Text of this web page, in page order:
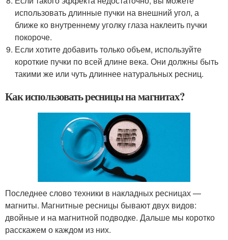
использовать длинные пучки на внешний угол, а
ближе ко внутреннему уголку глаза наклеить пучки
покороче.
Если хотите добавить только объем, используйте
короткие пучки по всей длине века. Они должны быть
такими же или чуть длиннее натуральных ресниц.
Как использовать ресницы на магнитах?
Последнее слово техники в накладных ресницах —
магниты. Магнитные ресницы бывают двух видов:
двойные и на магнитной подводке. Дальше мы коротко
расскажем о каждом из них.